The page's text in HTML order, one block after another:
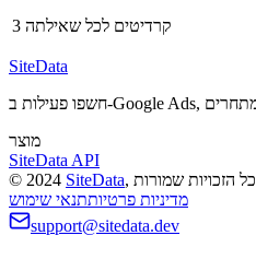
3 קרדיטים לכל שאילתה
SiteData
מוצר
SiteData API
© 2024 SiteData, כל הזכויות שמורות
מדיניות פרטיותתנאי שימוש
support@sitedata.dev